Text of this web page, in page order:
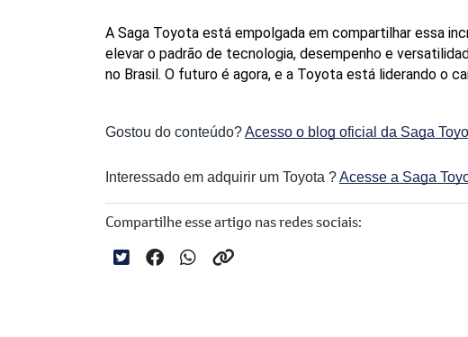
A Saga Toyota está empolgada em compartilhar essa
elevar o padrão de tecnologia, desempenho e
no Brasil. O futuro é agora, e a Toyota está liderando o
Gostou do conteúdo?Acesso o blog oficial da Saga
Interessado em adquirir um Toyota ?Acesse a Saga
Compartilhe esse artigo nas redes sociais: